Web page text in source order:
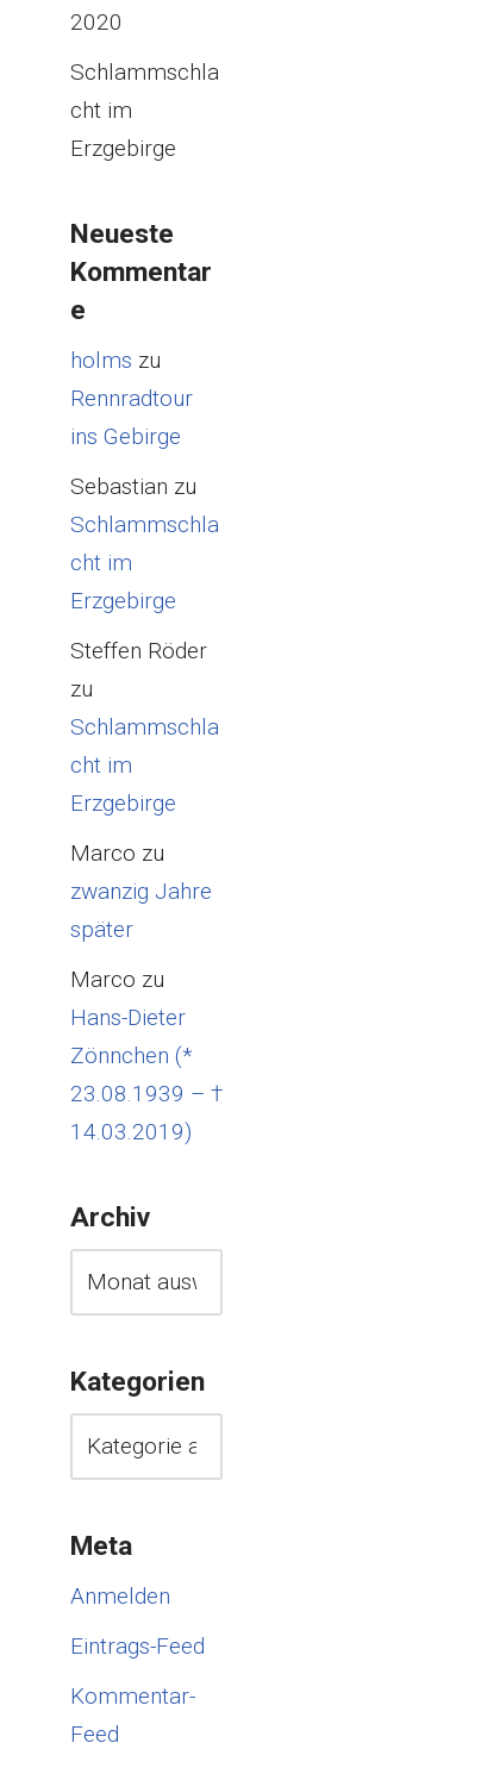
2020
Schlammschla
cht im
Erzgebirge
Neueste
Kommentar
e
holms zu
Rennradtour
ins Gebirge
Sebastian zu
Schlammschla
cht im
Erzgebirge
Steffen Röder
zu
Schlammschla
cht im
Erzgebirge
Marco zu
zwanzig Jahre
später
Marco zu
Hans-Dieter
Zönnchen (*
23.08.1939 – †
14.03.2019)
Archiv
Kategorien
Meta
Anmelden
Eintrags-Feed
Kommentar-
Feed